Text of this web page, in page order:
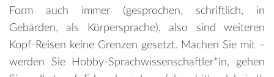
Form auch immer (gesprochen, schriftlich, in
Gebärden, als Körpersprache), also sind weiteren
Kopf-Reisen keine Grenzen gesetzt. Machen Sie mit –
werden Sie Hobby-Sprachwissenschaftler*in, gehen